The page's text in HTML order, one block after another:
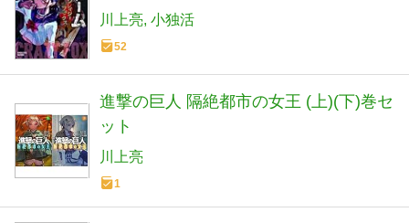
川上亮 小独活
52
進撃の巨人 隔絶都市の女王 (上)(下)巻セ
ット
川上亮
1